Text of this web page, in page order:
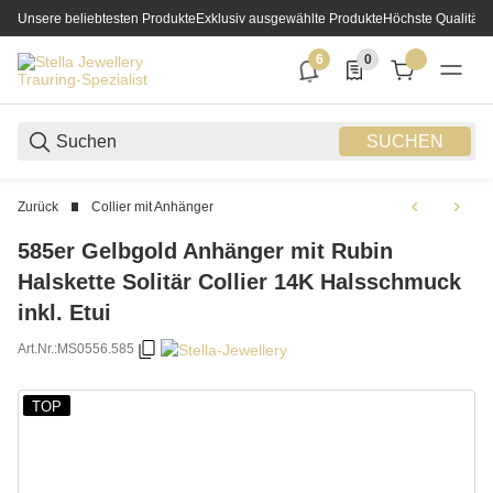
Unsere beliebtesten ProdukteExklusiv ausgewählte ProdukteHöchste Qualität
SUCHEN
6
6 neue Notifizierungen
0
0 Produkte in der
Zurück Collier mit Anhänger
585er Gelbgold Anhänger mit Rubin
Halskette Solitär Collier 14K Halsschmuck
inkl. Etui
Art.Nr.:MS0556.585
TOP